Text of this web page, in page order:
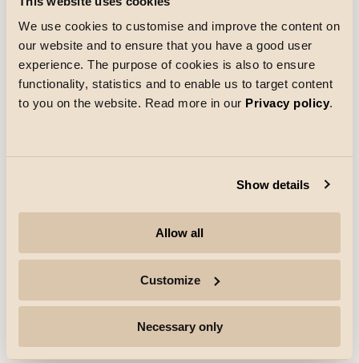
We use cookies to customise and improve the content on
our website and to ensure that you have a good user
experience. The purpose of cookies is also to ensure
functionality, statistics and to enable us to target content
to you on the website. Read more in our Privacy policy.
Show details
Allow all
Customize
Necessary only
Funktion
kabelgebundenen Drucktastenschalter gesteuert
Elektrisch
Typ Fernbedienung RF / Push Dim